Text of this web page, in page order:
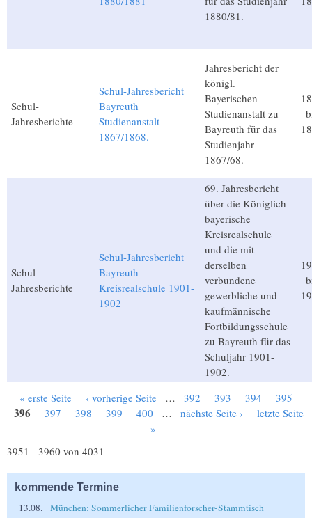
1880/81.
Schul-
Jahresberichte
Schul-Jahresbericht
Bayreuth
Studienanstalt
1867/1868.
Jahresbericht der
königl.
Bayerischen
Studienanstalt zu
Bayreuth für das
Studienjahr
1867/68.
Schul-
Jahresberichte
Schul-Jahresbericht
Bayreuth
Kreisrealschule 1901-
1902
69. Jahresbericht
über die Königlich
bayerische
Kreisrealschule
und die mit
derselben
verbundene
gewerbliche und
kaufmännische
Fortbildungsschule
zu Bayreuth für das
Schuljahr 1901-
1902.
Seiten
« erste Seite ‹ vorherige Seite … 392 393 394 395
396 397 398 399 400 … nächste Seite ›
letzte Seite
»
3951 - 3960 von 4031
kommende Termine
13.08.
München: Sommerlicher Familienforscher-Stammtisch